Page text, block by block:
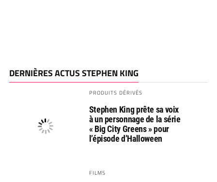
DERNIÈRES ACTUS STEPHEN KING
PRODUITS DÉRIVÉS
Stephen King prête sa voix
à un personnage de la série
« Big City Greens » pour
l’épisode d’Halloween
FILMS